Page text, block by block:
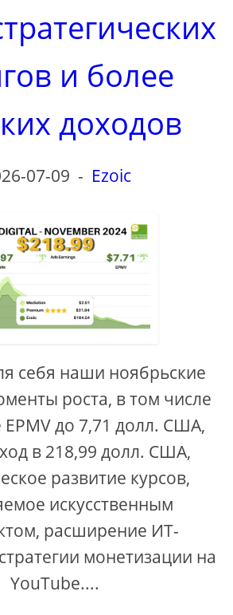
и более
доходов
07-09 - Ezoic
себя наши ноябрьские
роста, в том числе
до 7,71 долл. США,
в 218,99 долл. США,
развитие курсов,
искусственным
расширение ИТ-
монетизации на
YouTube....